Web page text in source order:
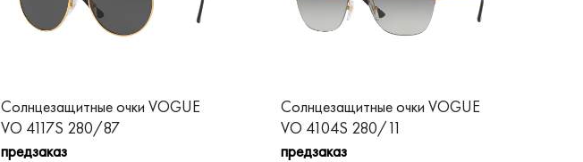
Солнцезащитные очки VOGUE
VO 4117S 280/87
предзаказ
Солнцезащитные очки VOGUE
VO 4104S 280/11
предзаказ